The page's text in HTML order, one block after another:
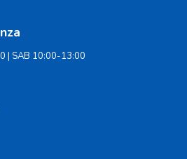
| SAB 10:00-13:00